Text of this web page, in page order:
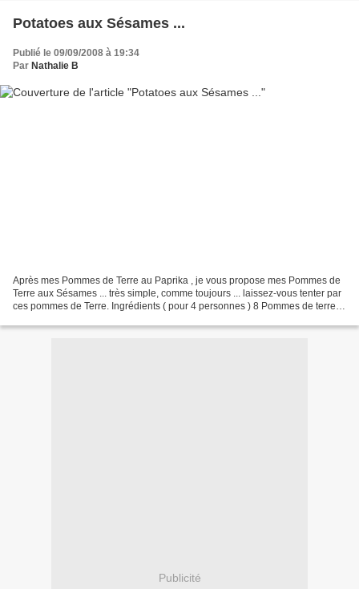
Potatoes aux Sésames ...
Publié le 09/09/2008 à 19:34
Par Nathalie B
Après mes Pommes de Terre au Paprika , je vous propose mes Pommes de
Terre aux Sésames ... très simple, comme toujours ... laissez-vous tenter par
ces pommes de Terre. Ingrédients ( pour 4 personnes ) 8 Pommes de terre
Publicité